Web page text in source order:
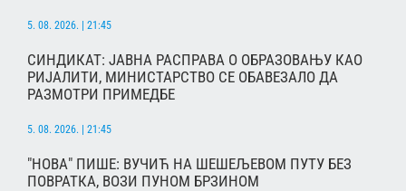
5. 08. 2026. | 21:45
СИНДИКАТ: ЈАВНА РАСПРАВА О ОБРАЗОВАЊУ КАО
РИЈАЛИТИ, МИНИСТАРСТВО СЕ ОБАВЕЗАЛО ДА
РАЗМОТРИ ПРИМЕДБЕ
5. 08. 2026. | 21:45
"НОВА" ПИШЕ: ВУЧИЋ НА ШЕШЕЉЕВОМ ПУТУ БЕЗ
ПОВРАТКА, ВОЗИ ПУНОМ БРЗИНОМ